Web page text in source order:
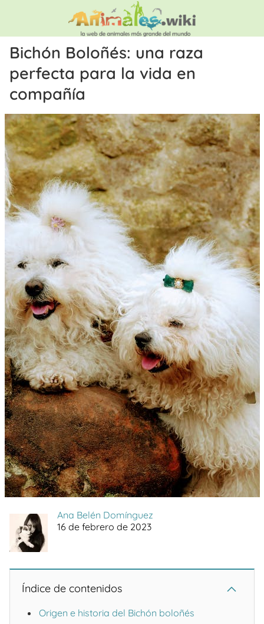
Bichón Boloñés: una raza
perfecta para la vida en
compañía
Ana Belén Domínguez
16 de febrero de 2023
Índice de contenidos
Origen e historia del Bichón boloñés